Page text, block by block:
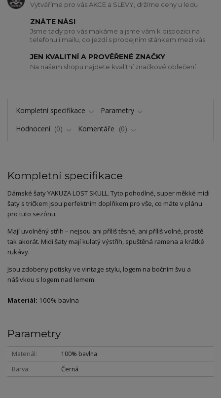
Vytváříme pro vás AKCE a SLEVY, držíme ceny u ledu
ZNÁTE NÁS!
Jsme tady pro vás makáme a jsme vám k dispozici na
telefonu i mailu, co jezdí s prodejním stánkem mezi vás
JEN KVALITNÍ A PROVĚŘENÉ ZNAČKY
Na našem shopu najdete kvalitní značkové oblečení
Kompletní specifikace
Parametry
Hodnocení
0 Komentáře 0
Kompletní specifikace
Dámské šaty YAKUZA LOST SKULL. Tyto pohodlné, super měkké midi
šaty s tričkem jsou perfektním doplňkem pro vše, co máte v plánu
pro tuto sezónu.
Mají uvolněný střih – nejsou ani příliš těsné, ani příliš volné, prostě
tak akorát. Midi šaty mají kulatý výstřih, spuštěná ramena a krátké
rukávy.
Jsou zdobeny potisky ve vintage stylu, logem na bočním švu a
nášivkou s logem nad lemem.
Materiál: 100% bavlna
Parametry
Materiál
100% bavlna
Barva
Černá